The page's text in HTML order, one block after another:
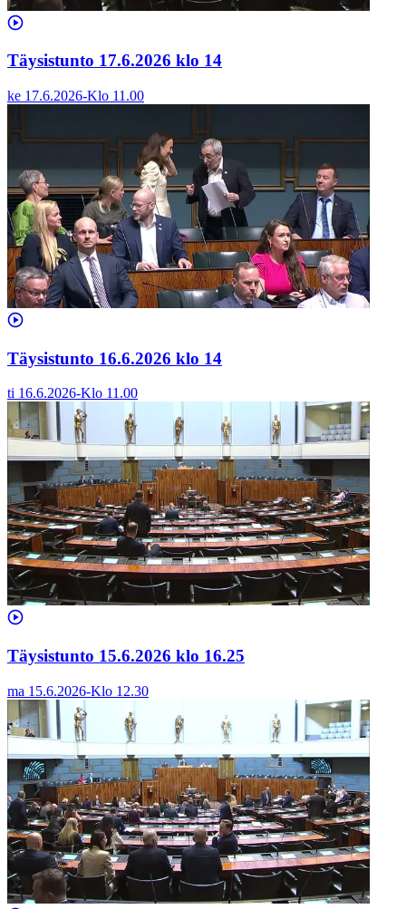
Täysistunto 17.6.2026 klo 14
ke 17.6.2026-Klo 11.00
Täysistunto 16.6.2026 klo 14
ti 16.6.2026-Klo 11.00
Täysistunto 15.6.2026 klo 16.25
ma 15.6.2026-Klo 12.30